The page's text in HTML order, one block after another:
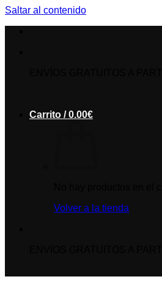
Saltar al contenido
Carrito /0.00€
Volver a la tienda